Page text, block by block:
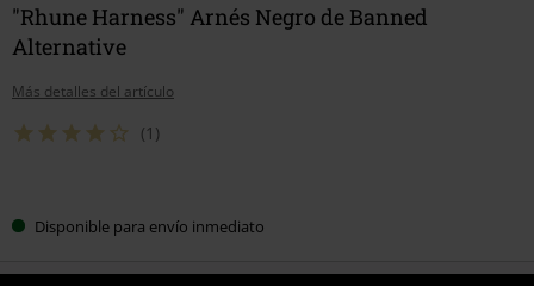
"Rhune Harness" Arnés Negro de Banned
Alternative
Más detalles del artículo
(1)
tu Disponible para envío inmediato